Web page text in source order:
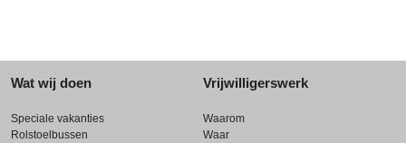
Wat wij doen
Speciale vakanties
Rolstoelbussen
Vrijwilligerswerk
Waarom
Waar